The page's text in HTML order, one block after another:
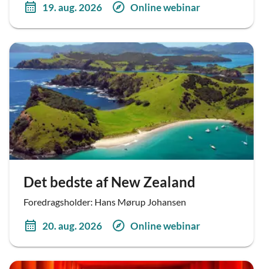
19. aug. 2026 Online webinar
Det bedste af New Zealand
Foredragsholder: Hans Mørup Johansen
20. aug. 2026 Online webinar